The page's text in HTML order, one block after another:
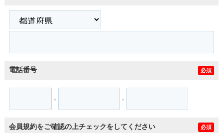
電話番号 必須
- -
会員規約をご確認の上チェックをしてください 必須